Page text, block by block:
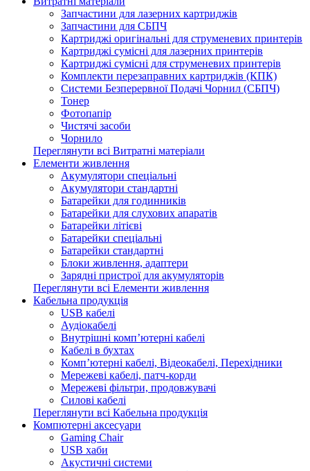
Запчастини для лазерних картриджів
Запчастини для СБПЧ
Картриджі оригінальні для струменевих принтерів
Картриджі сумісні для лазерних принтерів
Картриджі сумісні для струменевих принтерів
Комплекти перезаправних картриджів (КПК)
Системи Безперервної Подачі Чорнил (СБПЧ)
Тонер
Фотопапір
Чистячі засоби
Чорнило
Переглянути всі Витратні матеріали
Елементи живлення
Акумулятори спеціальні
Акумулятори стандартні
Батарейки для годинників
Батарейки для слухових апаратів
Батарейки літієві
Батарейки спеціальні
Батарейки стандартні
Блоки живлення, адаптери
Зарядні пристрої для акумуляторів
Переглянути всі Елементи живлення
Кабельна продукція
USB кабелі
Аудіокабелі
Внутрішні комп’ютерні кабелі
Кабелі в бухтах
Комп’ютерні кабелі, Відеокабелі, Перехідники
Мережеві кабелі, патч-корди
Мережеві фільтри, продовжувачі
Силові кабелі
Переглянути всі Кабельна продукція
Компютерні аксесуари
Gaming Chair
USB хаби
Акустичні системи